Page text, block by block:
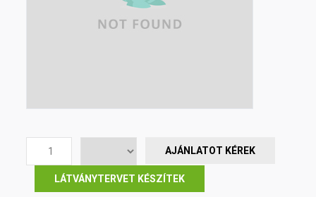
AJÁNLATOT KÉREK
LÁTVÁNYTERVET KÉSZÍTEK